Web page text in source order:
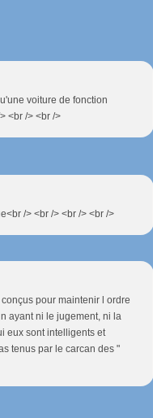
voiture de fonction
<br /> <br />
/> <br /> <br /> <br />
pour maintenir l ordre
ayant ni le jugement, ni la
eux sont intelligents et
tenus par le carcan des "